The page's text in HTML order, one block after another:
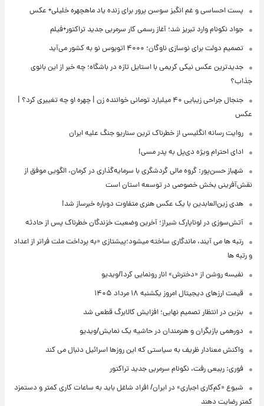
پست احساسی و غم انگیز سوسن پرور برای زنده یاد ماهچهره خلیلی+ عکس
جواد نکونام وارد تبریز شد؛ آغاز رسمی کار سرمربی جدید تراکتور+فیلم
تصمیم دولت برای نوسازی ناوگان؛ ۴۰۰۰ اتوبوس نو به کشور می‌آید
جدیدترین عکس نیکی کریمی با استایل تازه در باشگاه؛ چه خبر از این بانوی
جذاب؟
جنجال جراحی زیبایی ۴۰ میلیارد تومانی خواننده زن | چهره او چه تغییری کرد؟ |
عکس
روایت رسانه انگلیسی از خطرناک ترین سناریو جنگ علیه ایران
ادای احترام ویژه دی‌پل به پدر مسی!
شهباز حسن‌پور: گروه مالی گردشگری با سرمایه‌گذاری در کرمان، الگویی موفق از
نقش‌آفرینی بخش خصوصی در توسعه استان است
هدی زین‌العابدین با یک عکس هنری متفاوت دوباره خبرساز شد!
آتش‌سوزی در لوناپارک شیراز؛ آخرین وضعیت خزندگان خطرناک پس از حادثه
رتبه ها می آیند، ماندگاری ساخته میشود؛پیشتازی «به پرداخت ملت فراتر از اعداد
و رتبه ها
نفیسه روشن از «دخترش» انار رونمایی کرد!/ویدیو
قیمت ارزهای دیجیتال امروز یکشنبه ۱۸ مرداد ۱۴۰۵
بنزین در انتظار تصمیم نهایی؛ افزایش کالابرگ قطعی شد
دورهمی بازیگران و هنرمندان در حاشیه یک نمایش/ویدیو
واکنش معنادار ظریف به سیاستی که این روزها اسرائیل دنبال می کند
فوری: ربیعی رفت، نکونام سرمربی جدید تراکتور
شیوع «کم‌کاری اجباری» در ایران/ افراد شاغل باید به ساعات کاری کمتر و دستمزد
کمتر رضایت دهند